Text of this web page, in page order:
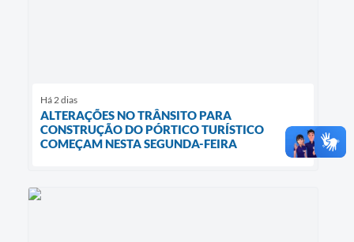
Há 2 dias
ALTERAÇÕES NO TRÂNSITO PARA
CONSTRUÇÃO DO PÓRTICO TURÍSTICO
COMEÇAM NESTA SEGUNDA-FEIRA